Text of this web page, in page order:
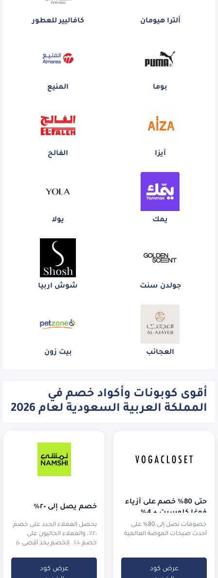
ألترا هيومان كافاليير للعطور
بوما المنيع
آيزا الفالح
يمك يولا
جولدن سنت شوش اربيا
العجائب بيت زون
أقوى كوبونات وأكواد خصم في
المملكة العربية السعودية لعام 2026
حتى 80% خصم على أزياء
فوغا كلوسيت + 4%
خصم إضافي!
خصومات تصل إلى 80% على
أحدث صيحات الموضة العالمية
عرض كود
خصم يصل إلى ٢٠٪
يحصل العملاء الجدد على خصم
٢٠٪، والعملاء الحاليون على
خصم ١٠٪. الخصم بحد أقصى ٥٠
عرض كود